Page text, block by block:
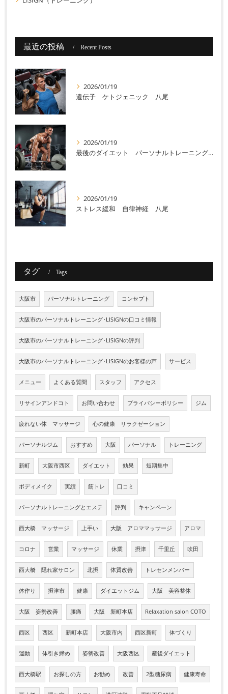
最近の投稿 Recent Posts
2026/01/19
遺伝子 ケトジェニック 八尾
2026/01/19
最後のダイエット パーソナルトレーニング 八尾
2026/01/19
ストレス緩和 自律神経 八尾
タグ Tags
大阪市 パーソナルトレーニング コンセプト
大阪市のパーソナルトレーニング･LISIGNの口コミ情報
大阪市のパーソナルトレーニング･LISIGNの評判
大阪市のパーソナルトレーニング･LISIGNのお客様の声 サービス
メニュー よくある質問 スタッフ アクセス
リサインアンドコト お問い合わせ プライバシーポリシー ジム
疲れない体 マッサージ 心の健康 リラクゼーション
パーソナルジム おすすめ 大阪 パーソナル トレーニング
新町 大阪市西区 ダイエット 効果 短期集中
ボディメイク 実績 筋トレ 口コミ
パーソナルトレーニングとエステ 評判 キャンペーン
西大橋 マッサージ 上手い 大阪 アロママッサージ アロマ
コロナ 営業 マッサージ 休業 摂津 千里丘 吹田
西大橋 隠れ家サロン 北摂 体質改善 トレセンメンバー
体作り 摂津市 健康 ダイエットジム 大阪 美容整体
大阪 姿勢改善 腰痛 大阪 新町本店 Relaxation salon COTO
西区 西区 新町本店 大阪市内 西区新町 体づくり
運動 体引き締め 姿勢改善 大阪西区 産後ダイエット
西大橋駅 お探しの方 お勧め 改善 2型糖尿病 健康寿命